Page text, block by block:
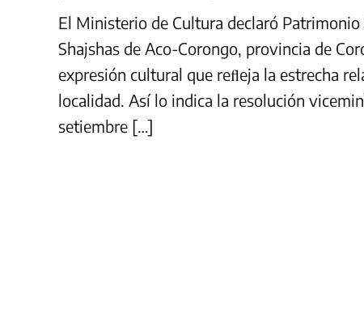
El Ministerio de Cultura declaró
Shajshas de Aco-Corongo, provincia de
expresión cultural que reﬂeja la estrecha
localidad. Así lo indica la resolución
setiembre […]